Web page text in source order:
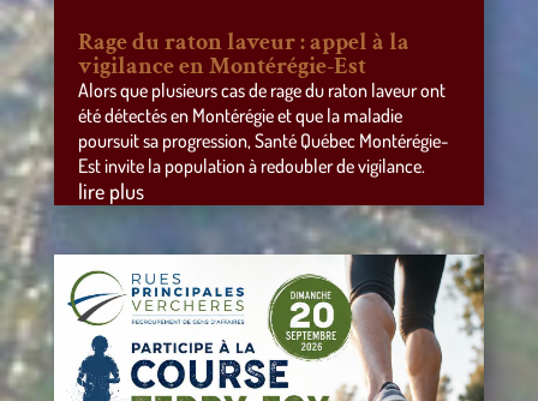
Rage du raton laveur : appel à la
vigilance en Montérégie-Est
Alors que plusieurs cas de rage du raton laveur ont
été détectés en Montérégie et que la maladie
poursuit sa progression, Santé Québec Montérégie-
Est invite la population à redoubler de vigilance.
lire plus